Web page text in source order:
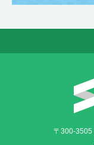
〒300-3505